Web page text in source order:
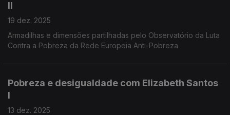
II
19 dez. 2025
Armadilhas e dimensões partilhadas pelo Observatório da Luta
Contra a Pobreza da Rede Europeia Anti-Pobreza
Pobreza e desigualdade com Elizabeth Santos
I
13 dez. 2025